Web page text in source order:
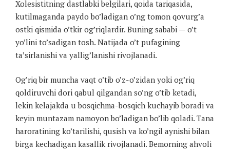
Xolesistitning dastlabki belgilari, qoida tariqasida,
kutilmaganda paydo bo’ladigan o’ng tomon qovurg’a
ostki qismida o’tkir og’riqlardir. Buning sababi — o’t
yo’lini to’sadigan tosh. Natijada o’t pufagining
ta’sirlanishi va yallig’lanishi rivojlanadi.
Og’riq bir muncha vaqt o’tib o’z-o’zidan yoki og’riq
qoldiruvchi dori qabul qilgandan so’ng o’tib ketadi,
lekin kelajakda u bosqichma-bosqich kuchayib boradi va
keyin muntazam namoyon bo’ladigan bo’lib qoladi. Tana
haroratining ko’tarilishi, qusish va ko’ngil aynishi bilan
birga kechadigan kasallik rivojlanadi. Bemorning ahvoli